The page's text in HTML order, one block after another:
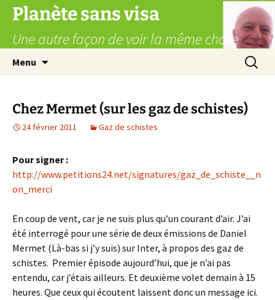
Aller
contenu
Planète sans visa
Une autre façon de voir la même chose
Menu
Chez Mermet (sur les gaz de schistes)
24 février 2011 Gaz de schistes
Pour signer :
http://www.petitions24.net/signatures/gaz_de_schiste__n
on_merci
En coup de vent, car je ne suis plus qu’un courant d’air. J’ai
été interrogé pour une série de deux émissions de Daniel
Mermet (Là-bas si j’y suis) sur Inter, à propos des gaz de
schistes. Premier épisode aujourd’hui, que je n’ai pas
entendu, car j’étais ailleurs. Et deuxième volet demain à 15
heures. Que ceux qui écoutent laissent donc un message ici.